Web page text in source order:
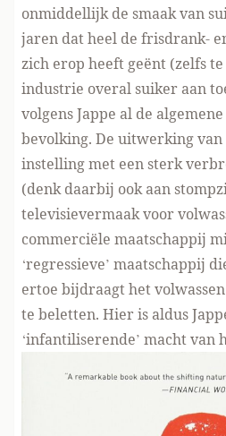
onmiddellijk de smaak van
jaren dat heel de frisdrank-
zich erop heeft geënt (zelfs
industrie overal suiker aan
volgens Jappe al de
bevolking. De uitwerking
instelling met een sterk
(denk daarbij ook aan
televisievermaak voor
commerciële maatschappij
‘regressieve’ maatschappij
ertoe bijdraagt het
te beletten. Hier is aldus
‘infantiliserende’ macht van